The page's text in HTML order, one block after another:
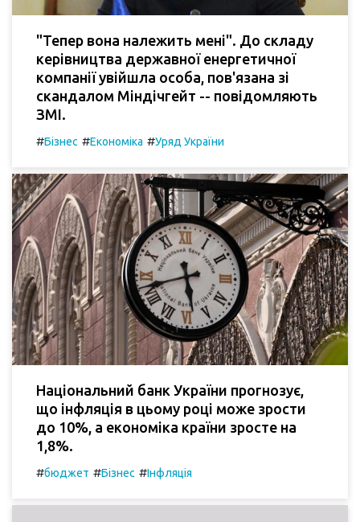
"Тепер вона належить мені". До складу
керівництва державної енергетичної
компанії увійшла особа, пов'язана зі
скандалом Міндічгейт -- повідомляють
ЗМІ.
#Бізнес #Економіка #Уряд України
Національний банк України прогнозує,
що інфляція в цьому році може зрости
до 10%, а економіка країни зросте на
1,8%.
#бюджет #Бізнес #Інфляція